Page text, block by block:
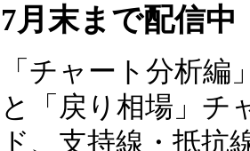
7月末まで配信中
「チャート分析
と「戻り相場」チ
ド、支持線・抵抗